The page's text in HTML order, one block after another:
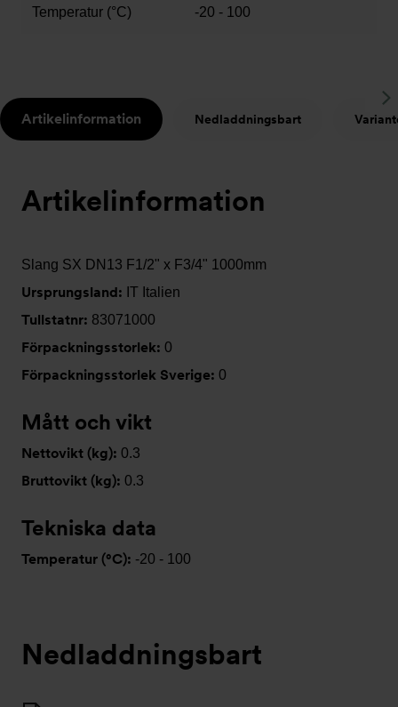
Temperatur (°C) -20 - 100
Artikelinformation Nedladdningsbart
Artikelinformation
Slang SX DN13 F1/2" x F3/4" 1000mm
Ursprungsland: IT Italien
Tullstatnr: 83071000
Förpackningsstorlek: 0
Förpackningsstorlek Sverige: 0
Mått och vikt
Nettovikt (kg): 0.3
Bruttovikt (kg): 0.3
Tekniska data
Temperatur (°C): -20 - 100
Nedladdningsbart